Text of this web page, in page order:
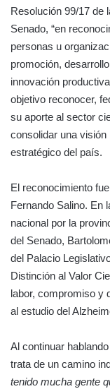
Resolución 99/17 de
Senado, “en
personas u
promoción,
innovación
objetivo reconocer,
su aporte al sector
consolidar una
estratégico del país.
El reconocimiento
Fernando Salino. En
nacional por la
del Senado,
del Palacio
Distinción al Valor
labor, compromiso y
al estudio del
Al continuar
trata de un camino
tenido mucha gente